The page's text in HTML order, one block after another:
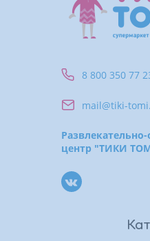
8 800 350 77
mail@tiki-
центр "ТИКИ